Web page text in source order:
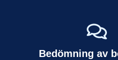
Bedömning av